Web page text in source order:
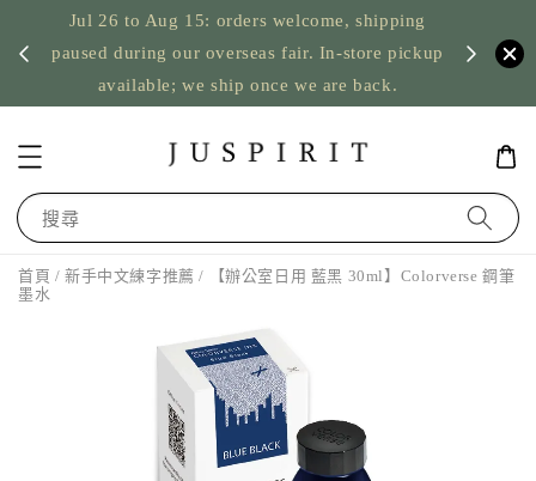
Jul 26 to Aug 15: orders welcome, shipping
paused during our overseas fair. In-store pickup
available; we ship once we are back.
US
搜尋
首頁 /新手中文練字推薦 / 【辦公室日用 藍黑 30ml】Colorverse 鋼筆
墨水